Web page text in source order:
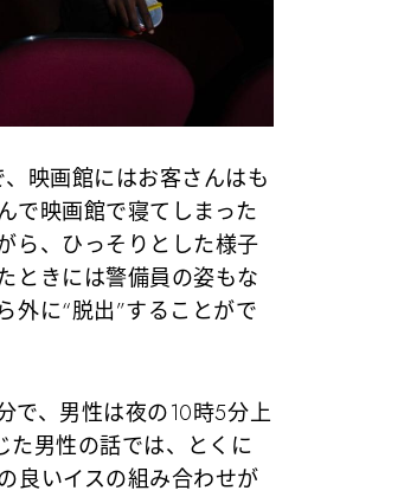
映画館にはお客さんはも
で映画館で寝てしまった
ら、ひっそりとした様子
ときには警備員の姿もな
外に“脱出”することがで
で、男性は夜の10時5分上
た男性の話では、とくに
良いイスの組み合わせが